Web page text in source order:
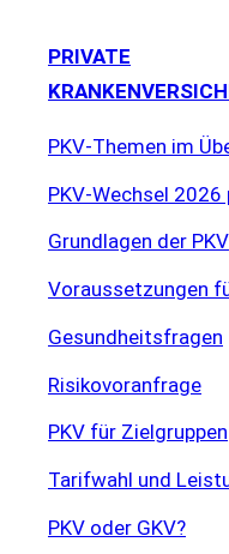
PRIVATE
PKV-Themen im
PKV-Wechsel 2026
Grundlagen der PKV
Voraussetzungen
Gesundheitsfragen
Risikovoranfrage
PKV für Zielgruppen
Tarifwahl und
PKV oder GKV?